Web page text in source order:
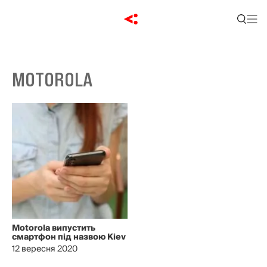
MOTOROLA
Motorola випустить
смартфон під назвою Kiev
12 вересня 2020